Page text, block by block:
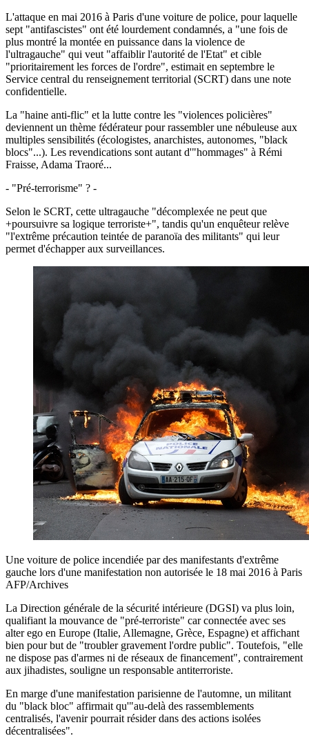
L'attaque en mai 2016 à Paris d'une voiture de police, pour laquelle
sept "antifascistes" ont été lourdement condamnés, a "une fois de
plus montré la montée en puissance dans la violence de
l'ultragauche" qui veut "affaiblir l'autorité de l'Etat" et cible
"prioritairement les forces de l'ordre", estimait en septembre le
Service central du renseignement territorial (SCRT) dans une note
confidentielle.
La "haine anti-flic" et la lutte contre les "violences policières"
deviennent un thème fédérateur pour rassembler une nébuleuse aux
multiples sensibilités (écologistes, anarchistes, autonomes, "black
blocs"...). Les revendications sont autant d'"hommages" à Rémi
Fraisse, Adama Traoré...
- "Pré-terrorisme" ? -
Selon le SCRT, cette ultragauche "décomplexée ne peut que
+poursuivre sa logique terroriste+", tandis qu'un enquêteur relève
"l'extrême précaution teintée de paranoïa des militants" qui leur
permet d'échapper aux surveillances.
Une voiture de police incendiée par des manifestants d'extrême
gauche lors d'une manifestation non autorisée le 18 mai 2016 à Paris
AFP/Archives
La Direction générale de la sécurité intérieure (DGSI) va plus loin,
qualifiant la mouvance de "pré-terroriste" car connectée avec ses
alter ego en Europe (Italie, Allemagne, Grèce, Espagne) et affichant
bien pour but de "troubler gravement l'ordre public". Toutefois, "elle
ne dispose pas d'armes ni de réseaux de financement", contrairement
aux jihadistes, souligne un responsable antiterroriste.
En marge d'une manifestation parisienne de l'automne, un militant
du "black bloc" affirmait qu'"au-delà des rassemblements
centralisés, l'avenir pourrait résider dans des actions isolées
décentralisées".